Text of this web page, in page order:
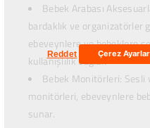
Bebek Arabası
bardaklık ve organizatörler
ebeveynlere ve bebeklere
kullanışlılık sağlar.
Bebek Monitörleri: Sesli
monitörleri, ebeveynlere
sunar.
Reddet Çerez